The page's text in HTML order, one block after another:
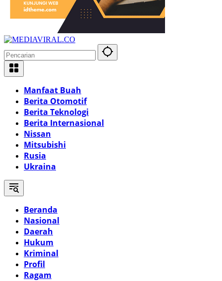
Manfaat Buah
Berita Otomotif
Berita Teknologi
Berita Internasional
Nissan
Mitsubishi
Rusia
Ukraina
Beranda
Nasional
Daerah
Hukum
Kriminal
Profil
Ragam